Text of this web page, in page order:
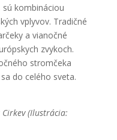
sú kombináciou
vplyvov. Tradičné
a vianočné
zvykoch.
stromčeka
do celého sveta.
(Ilustrácia: